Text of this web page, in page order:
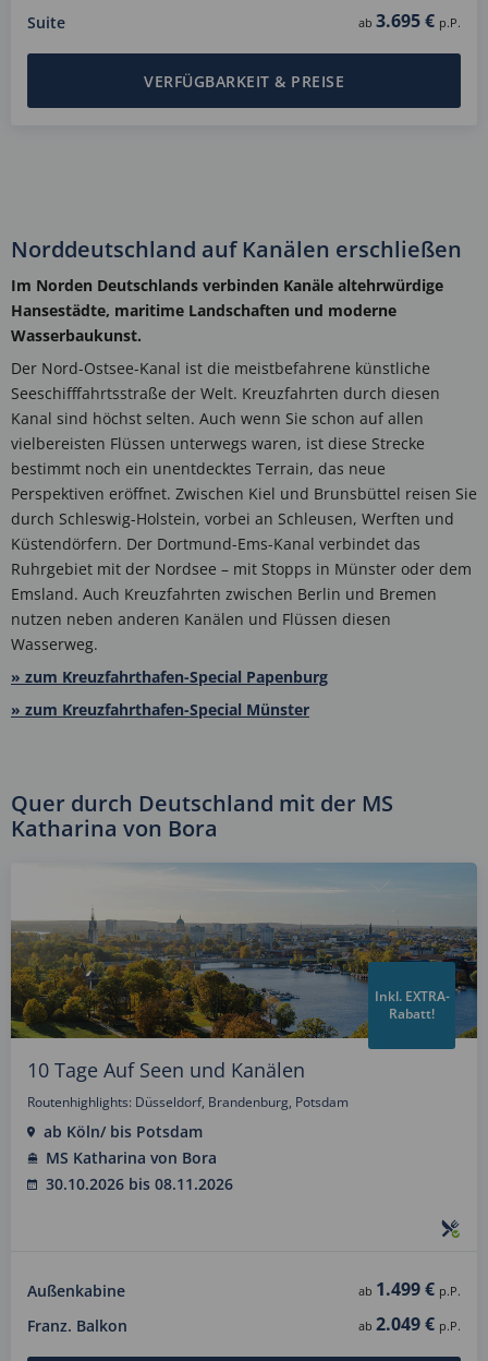
Suite ab 3.695 € p.P.
VERFÜGBARKEIT & PREISE
Norddeutschland auf Kanälen erschließen
Im Norden Deutschlands verbinden Kanäle altehrwürdige
Hansestädte, maritime Landschaften und moderne
Wasserbaukunst.
Der Nord-Ostsee-Kanal ist die meistbefahrene künstliche
Seeschifffahrtsstraße der Welt. Kreuzfahrten durch diesen
Kanal sind höchst selten. Auch wenn Sie schon auf allen
vielbereisten Flüssen unterwegs waren, ist diese Strecke
bestimmt noch ein unentdecktes Terrain, das neue
Perspektiven eröffnet. Zwischen Kiel und Brunsbüttel reisen Sie
durch Schleswig-Holstein, vorbei an Schleusen, Werften und
Küstendörfern. Der Dortmund-Ems-Kanal verbindet das
Ruhrgebiet mit der Nordsee – mit Stopps in Münster oder dem
Emsland. Auch Kreuzfahrten zwischen Berlin und Bremen
nutzen neben anderen Kanälen und Flüssen diesen
Wasserweg.
» zum Kreuzfahrthafen-Special Papenburg
» zum Kreuzfahrthafen-Special Münster
Quer durch Deutschland mit der MS
Katharina von Bora
Inkl. EXTRA-
Rabatt!
10 Tage Auf Seen und Kanälen
Routenhighlights: Düsseldorf, Brandenburg, Potsdam
ab Köln/ bis Potsdam
MS Katharina von Bora
30.10.2026 bis 08.11.2026
Außenkabine ab 1.499 € p.P.
Franz. Balkon ab 2.049 € p.P.